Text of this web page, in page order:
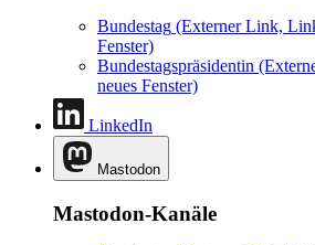
Bundestag (Externer Link,
Fenster)
Bundestagspräsidentin
neues Fenster)
LinkedIn
Mastodon
Mastodon-Kanäle